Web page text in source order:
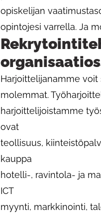
opiskelijan
opintojesi varrella. Ja
Harjoittelijanamme
molemmat.
harjoittelijoistamme
ovat
teollisuus,
kauppa
hotelli-, ravintola- ja
ICT
myynti, markkinointi,